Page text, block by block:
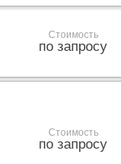
Стоимость
по запросу
Стоимость
по запросу